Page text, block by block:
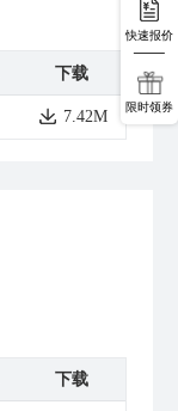
下载
7.42M
下载
快速报价
限时领券